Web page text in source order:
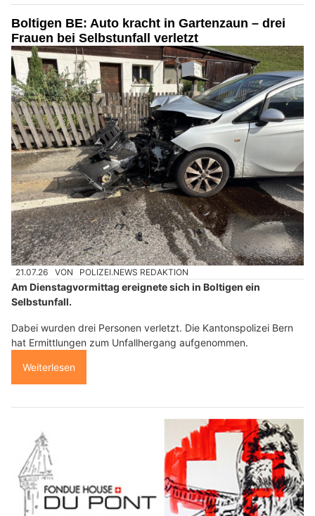
Boltigen BE: Auto kracht in Gartenzaun – drei
Frauen bei Selbstunfall verletzt
21.07.26 VON POLIZEI.NEWS REDAKTION
Am Dienstagvormittag ereignete sich in Boltigen ein
Selbstunfall.
Dabei wurden drei Personen verletzt. Die Kantonspolizei Bern
hat Ermittlungen zum Unfallhergang aufgenommen.
Weiterlesen